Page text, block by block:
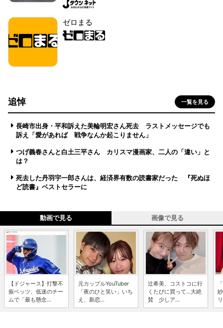
ゼロまる
追悼 一覧を見る
長崎市出身・平和訴えた美輪明宏さん死去 ラストメッセージでも
訴え「愛があれば 戦争なんか起こりません」
つげ義春さんと白土三平さん カリスマ漫画家、二人の「違い」と
は？
死去した丹羽宇一郎さんは、経済界有数の読書家だった 『死ぬほ
ど読書』ベストセラーに
動画で見る 画像で見る
【ドジャース】打撃不
振ベッツ、低迷のチー
ムで「最も懸念...
元カップルYouTuber
「夜のひと笑い」いち
え、新恋...
辻希美、コストコに行
くたびに買って...大絶
賛 少しア...